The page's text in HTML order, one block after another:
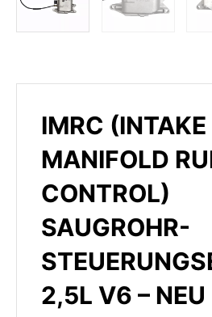
IMRC (INTAKE
MANIFOLD
CONTROL)
SAUGROHR-
2,5L V6 – NEU